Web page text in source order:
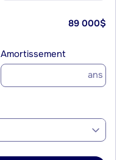
89 000$
Amortissement
ans